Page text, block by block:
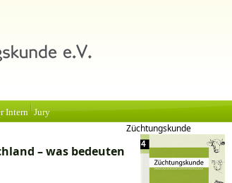
Intern Jury
– was bedeuten
Züchtungskunde